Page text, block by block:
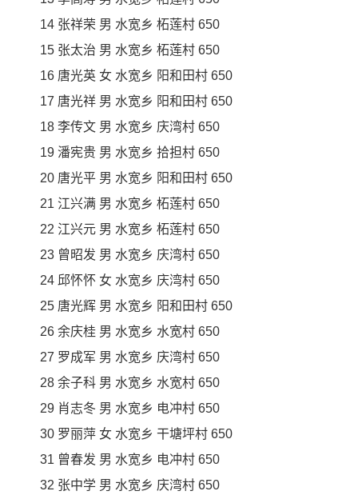
14 张祥荣 男 水宽乡 柘莲村 650
15 张太治 男 水宽乡 柘莲村 650
16 唐光英 女 水宽乡 阳和田村 650
17 唐光祥 男 水宽乡 阳和田村 650
18 李传文 男 水宽乡 庆湾村 650
19 潘宪贵 男 水宽乡 拾担村 650
20 唐光平 男 水宽乡 阳和田村 650
21 江兴满 男 水宽乡 柘莲村 650
22 江兴元 男 水宽乡 柘莲村 650
23 曾昭发 男 水宽乡 庆湾村 650
24 邱怀怀 女 水宽乡 庆湾村 650
25 唐光辉 男 水宽乡 阳和田村 650
26 余庆桂 男 水宽乡 水宽村 650
27 罗成军 男 水宽乡 庆湾村 650
28 余子科 男 水宽乡 水宽村 650
29 肖志冬 男 水宽乡 电冲村 650
30 罗丽萍 女 水宽乡 干塘坪村 650
31 曾春发 男 水宽乡 电冲村 650
32 张中学 男 水宽乡 庆湾村 650